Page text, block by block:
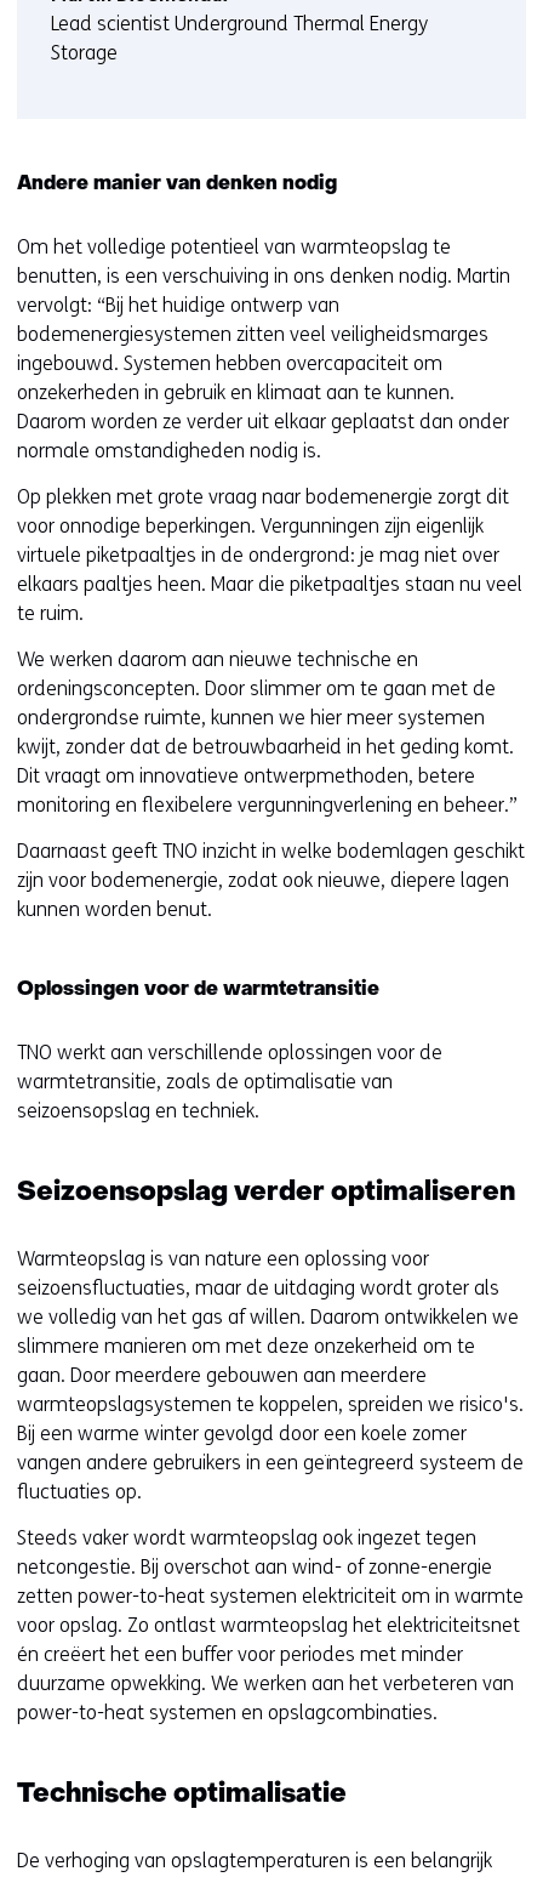
t
e
e
e
w
e
b
s
i
t
e
Lead scientist Underground Thermal Energy
Storage
Andere manier van denken nodig
Om het volledige potentieel van warmteopslag te
benutten, is een verschuiving in ons denken nodig. Martin
vervolgt: “Bij het huidige ontwerp van
bodemenergiesystemen zitten veel veiligheidsmarges
ingebouwd. Systemen hebben overcapaciteit om
onzekerheden in gebruik en klimaat aan te kunnen.
Daarom worden ze verder uit elkaar geplaatst dan onder
normale omstandigheden nodig is.
Op plekken met grote vraag naar bodemenergie zorgt dit
voor onnodige beperkingen. Vergunningen zijn eigenlijk
virtuele piketpaaltjes in de ondergrond: je mag niet over
elkaars paaltjes heen. Maar die piketpaaltjes staan nu veel
te ruim.
We werken daarom aan nieuwe technische en
ordeningsconcepten. Door slimmer om te gaan met de
ondergrondse ruimte, kunnen we hier meer systemen
kwijt, zonder dat de betrouwbaarheid in het geding komt.
Dit vraagt om innovatieve ontwerpmethoden, betere
monitoring en flexibelere vergunningverlening en beheer.”
Daarnaast geeft TNO inzicht in welke bodemlagen geschikt
zijn voor bodemenergie, zodat ook nieuwe, diepere lagen
kunnen worden benut.
Oplossingen voor de warmtetransitie
TNO werkt aan verschillende oplossingen voor de
warmtetransitie, zoals de optimalisatie van
seizoensopslag en techniek.
Seizoensopslag verder optimaliseren
Warmteopslag is van nature een oplossing voor
seizoensfluctuaties, maar de uitdaging wordt groter als
we volledig van het gas af willen. Daarom ontwikkelen we
slimmere manieren om met deze onzekerheid om te
gaan. Door meerdere gebouwen aan meerdere
warmteopslagsystemen te koppelen, spreiden we risico's.
Bij een warme winter gevolgd door een koele zomer
vangen andere gebruikers in een geïntegreerd systeem de
fluctuaties op.
Steeds vaker wordt warmteopslag ook ingezet tegen
netcongestie. Bij overschot aan wind- of zonne-energie
zetten power-to-heat systemen elektriciteit om in warmte
voor opslag. Zo ontlast warmteopslag het elektriciteitsnet
én creëert het een buffer voor periodes met minder
duurzame opwekking. We werken aan het verbeteren van
power-to-heat systemen en opslagcombinaties.
Technische optimalisatie
De verhoging van opslagtemperaturen is een belangrijk